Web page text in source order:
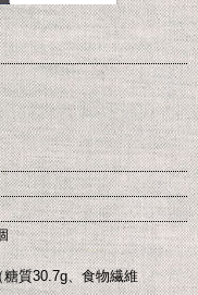
質30.7g、食物繊維